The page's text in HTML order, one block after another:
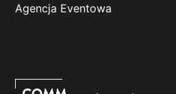
Agencja Eventowa